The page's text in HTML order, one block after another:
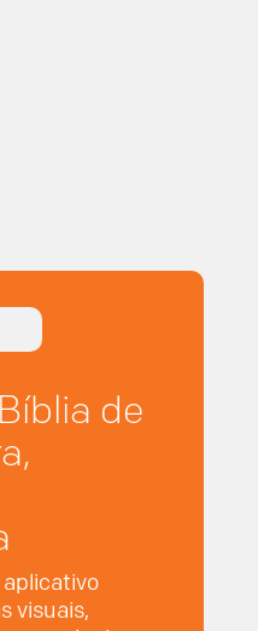
de
aplicativo
visuais,